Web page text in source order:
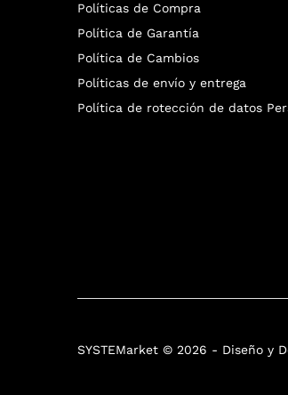
Políticas de Compra
Política de Garantía
Política de Cambios
Políticas de envío y entrega
Política de rotección de datos
SYSTEMarket © 2026 - Diseño y